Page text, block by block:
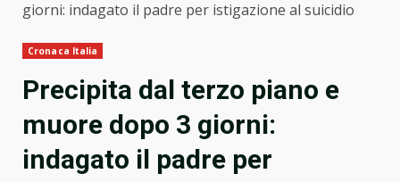
giorni: indagato il padre per istigazione al suicidio
Cronaca Italia
Precipita dal terzo piano e
muore dopo 3 giorni:
indagato il padre per